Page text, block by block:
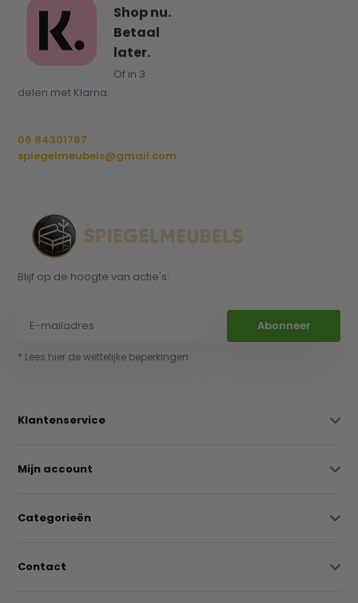
Shop nu.
Betaal
later.
Of in 3
delen met Klarna.
06 84301787
spiegelmeubels@gmail.com
Blijf op de hoogte van actie's:
Abonneer
* Lees hier de wettelijke beperkingen
Klantenservice
Mijn account
Categorieën
Contact